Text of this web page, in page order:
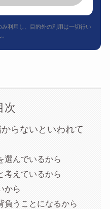
利用し、目的外の利用は一切行い
次
らないといわれて
選んでいるから
考えているから
から
負うことになるから